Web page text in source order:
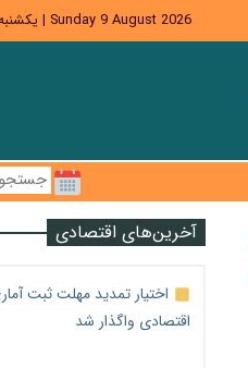
Sunday 9 August 2026
| یکشنبه ۱۸ مرداد
آخرین‌های اقتصادی
اختیار تمدید مهلت ثبت
اقتصادی واگذار شد